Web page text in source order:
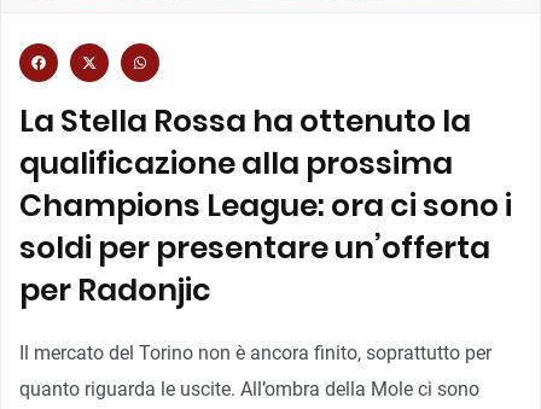
La Stella Rossa ha ottenuto la
qualificazione alla prossima
Champions League: ora ci sono i
soldi per presentare un’offerta
per Radonjic
Il mercato del Torino non è ancora finito, soprattutto per
quanto riguarda le uscite. All’ombra della Mole ci sono